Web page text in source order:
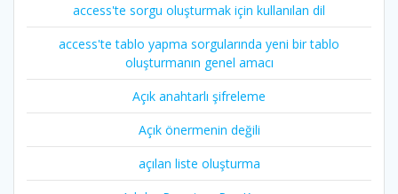
access'te sorgu oluşturmak için kullanılan dil
access'te tablo yapma sorgularında yeni bir tablo
oluşturmanın genel amacı
Açık anahtarlı şifreleme
Açık önermenin değili
açılan liste oluşturma